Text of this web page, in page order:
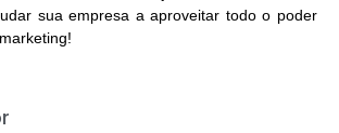
sua empresa a aproveitar todo o poder